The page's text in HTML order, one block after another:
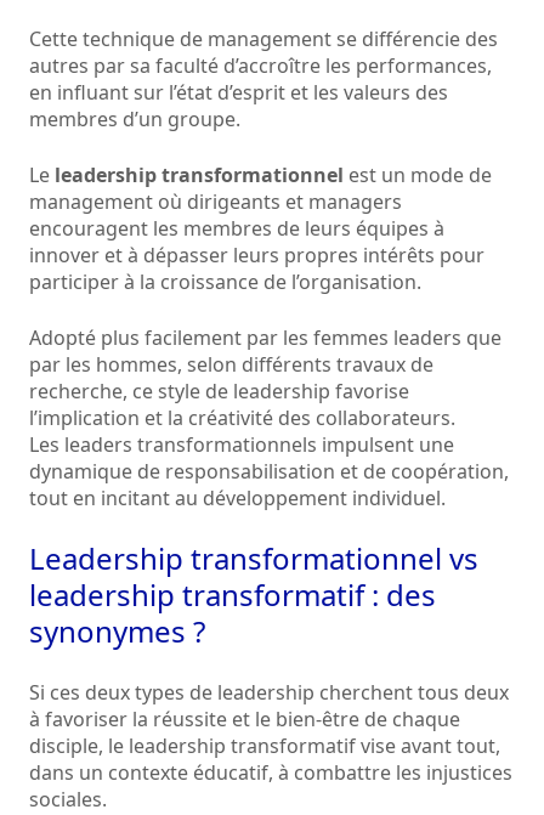
Cette technique de management se différencie des
autres par sa faculté d’accroître les performances,
en influant sur l’état d’esprit et les valeurs des
membres d’un groupe.
Le leadership transformationnel est un mode de
management où dirigeants et managers
encouragent les membres de leurs équipes à
innover et à dépasser leurs propres intérêts pour
participer à la croissance de l’organisation.
Adopté plus facilement par les femmes leaders que
par les hommes, selon différents travaux de
recherche, ce style de leadership favorise
l’implication et la créativité des collaborateurs.
Les leaders transformationnels impulsent une
dynamique de responsabilisation et de coopération,
tout en incitant au développement individuel.
Leadership transformationnel vs
leadership transformatif : des
synonymes ?
Si ces deux types de leadership cherchent tous deux
à favoriser la réussite et le bien-être de chaque
disciple, le leadership transformatif vise avant tout,
dans un contexte éducatif, à combattre les injustices
sociales.